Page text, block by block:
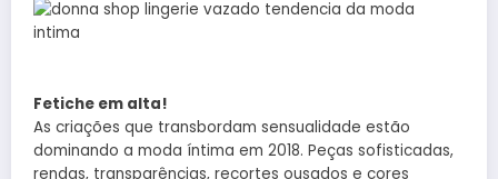
Fetiche em alta!
As criações que transbordam sensualidade estão
dominando a moda íntima em 2018. Peças sofisticadas,
rendas, transparências, recortes ousados e cores